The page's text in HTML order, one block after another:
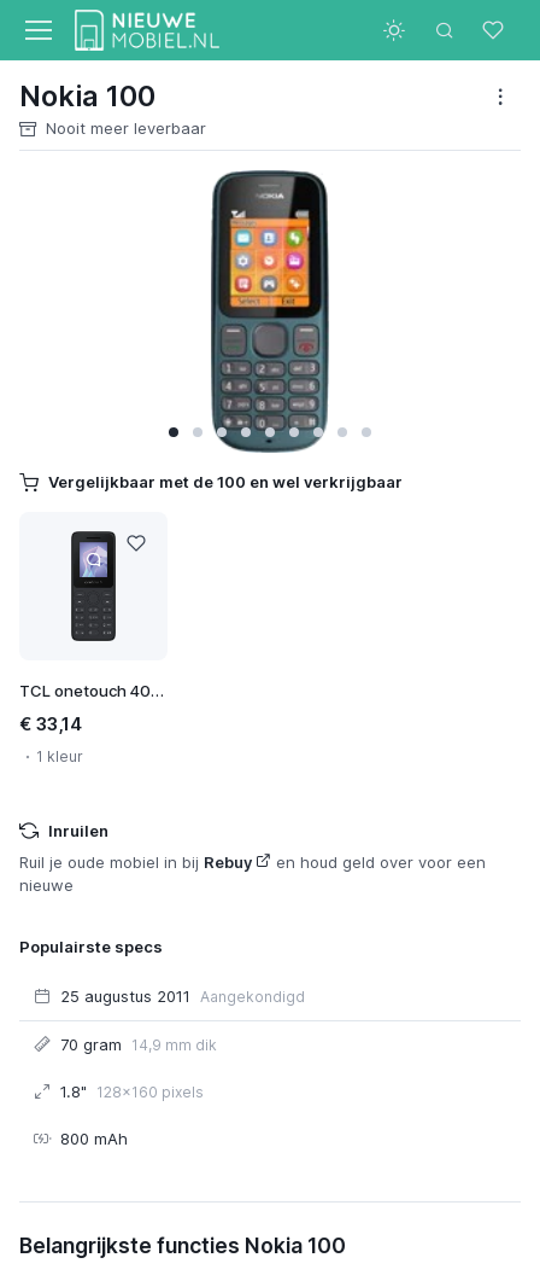
Nokia 100
Nooit meer leverbaar
Vergelijkbaar met de 100 en wel verkrijgbaar
TCL onetouch 4021
€ 33,14
1 kleur
Inruilen
Ruil je oude mobiel in bij Rebuy
en houd geld over voor een
nieuwe
Populairste specs
25 augustus 2011 Aangekondigd
70 gram 14,9 mm dik
1.8" 128x160 pixels
800 mAh
Nokia 100
Belangrijkste functies Nokia 100